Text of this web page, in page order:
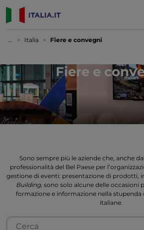
... Italia Fiere e convegni
Fiere e
Sono sempre più le aziende che, anche
professionalità del Bel Paese per
gestione di eventi: presentazione di prodotti,
Building, sono solo alcune delle occasioni
formazione e informazione nella stupenda
italiane.